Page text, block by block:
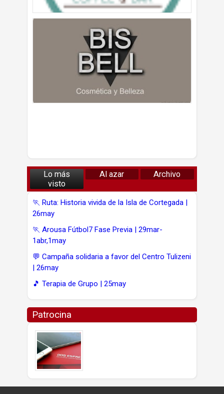
Lo más
visto
Al azar Archivo
🏃 Ruta: Historia vivida de la Isla de Cortegada |
26may
🏃 Arousa Fútbol7 Fase Previa | 29mar-
1abr,1may
💬 Campaña solidaria a favor del Centro Tulizeni
| 26may
🎵 Terapia de Grupo | 25may
Patrocina